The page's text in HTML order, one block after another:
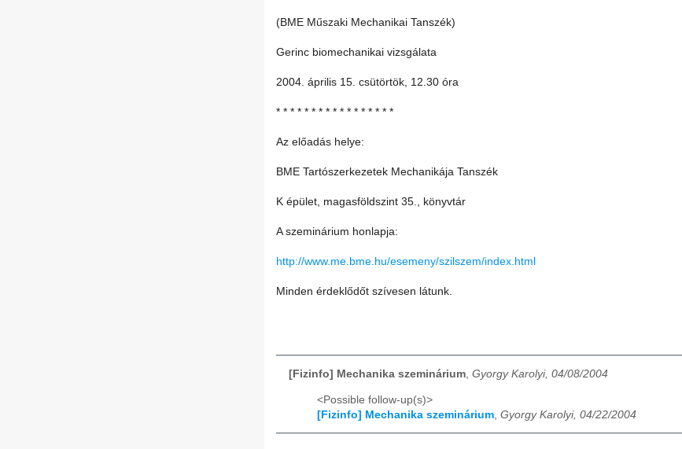
(BME Műszaki Mechanikai Tanszék)
Gerinc biomechanikai vizsgálata
2004. április 15. csütörtök, 12.30 óra
* * * * * * * * * * * * * * * * *
Az előadás helye:
BME Tartószerkezetek Mechanikája Tanszék
K épület, magasföldszint 35., könyvtár
A szeminárium honlapja:
http://www.me.bme.hu/esemeny/szilszem/index.html
Minden érdeklődőt szívesen látunk.
[Fizinfo] Mechanika szeminárium, Gyorgy Karolyi, 04/08/2004
<Possible follow-up(s)>
[Fizinfo] Mechanika szeminárium Gyorgy Karolyi, 04/22/2004